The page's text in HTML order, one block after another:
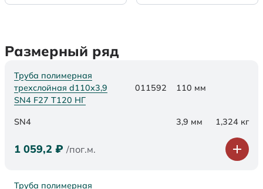
Размерный ряд
Труба полимерная
трехслойная d110х3,9
SN4 F27 Т120 НГ
011592 110 мм
SN4 3,9 мм 1,324 кг
1 059,2 ₽ /пог.м.
Труба полимерная